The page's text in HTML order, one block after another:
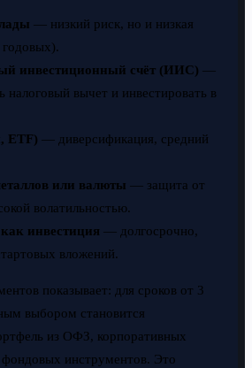
— низкий риск, но и низкая
инвестиционный счёт (ИИС) —
налоговый вычет и инвестировать в
— диверсификация, средний
или валюты — защита от
волатильностью.
инвестиция — долгосрочно,
вложений.
показывает: для сроков от 3
выбором становится
из ОФЗ, корпоративных
фондовых инструментов. Это